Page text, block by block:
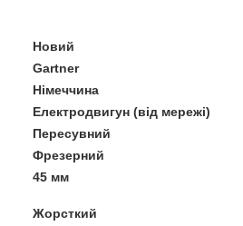
Новий
Gartner
Німеччина
Електродвигун (від мережі)
Пересувний
Фрезерний
45 мм
Жорсткий